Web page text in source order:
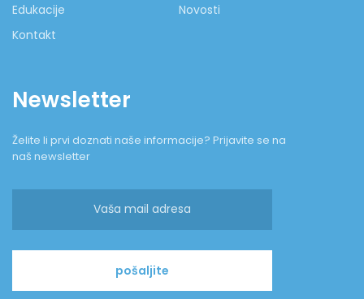
Edukacije
Novosti
Kontakt
Newsletter
Želite li prvi doznati naše informacije? Prijavite se na
naš newsletter
pošaljite